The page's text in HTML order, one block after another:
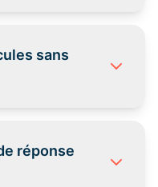
sans
réponse